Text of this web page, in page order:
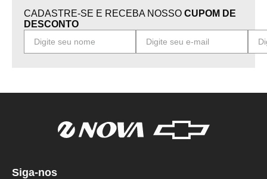
CADASTRE-SE E RECEBA NOSSO CUPOM DE
DESCONTO
Siga-nos